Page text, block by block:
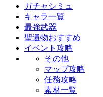
ガチャシミュ
キャラ一覧
最強武器
聖遺物おすすめ
イベント攻略
その他
マップ攻略
任務攻略
素材一覧